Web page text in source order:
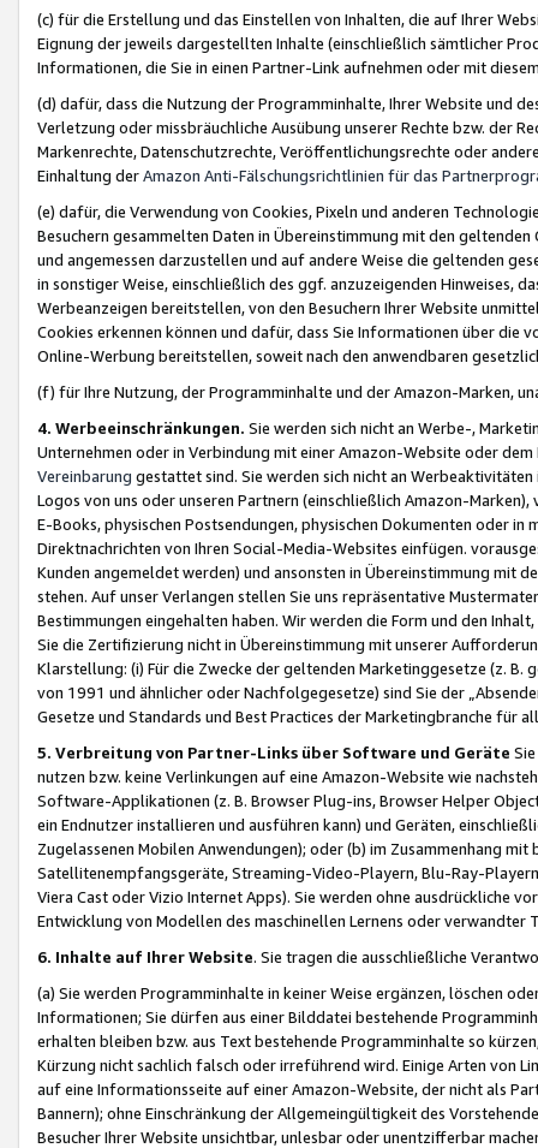
(c) für die Erstellung und das Einstellen von Inhalten, die auf Ihrer
Eignung der jeweils dargestellten Inhalte (einschließlich sämtlicher
Informationen, die Sie in einen Partner-Link aufnehmen oder mit
(d) dafür, dass die Nutzung der Programminhalte, Ihrer Website und
Verletzung oder missbräuchliche Ausübung unserer Rechte bzw. der
Markenrechte, Datenschutzrechte, Veröffentlichungsrechte oder
Einhaltung derAmazon Anti-Fälschungsrichtlinien für das
(e) dafür, die Verwendung von Cookies, Pixeln und anderen
Besuchern gesammelten Daten in Übereinstimmung mit den
und angemessen darzustellen und auf andere Weise die geltenden
in sonstiger Weise, einschließlich des ggf. anzuzeigenden Hinweises,
Werbeanzeigen bereitstellen, von den Besuchern Ihrer Website
Cookies erkennen können und dafür, dass Sie Informationen über die
Online-Werbung bereitstellen, soweit nach den anwendbaren
(f) für Ihre Nutzung, der Programminhalte und der Amazon-Marken,
4. Werbeeinschränkungen. Sie werden sich nicht an Werbe-,
Unternehmen oder in Verbindung mit einer Amazon-Website oder
Vereinbarung gestattet sind. Sie werden sich nicht an
Logos von uns oder unseren Partnern (einschließlich Amazon-
E-Books, physischen Postsendungen, physischen Dokumenten oder in
Direktnachrichten von Ihren Social-Media-Websites einfügen.
Kunden angemeldet werden) und ansonsten in Übereinstimmung mit
stehen. Auf unser Verlangen stellen Sie uns repräsentative
Bestimmungen eingehalten haben. Wir werden die Form und den
Sie die Zertifizierung nicht in Übereinstimmung mit unserer
Klarstellung: (i) Für die Zwecke der geltenden Marketinggesetze (z. B.
von 1991 und ähnlicher oder Nachfolgegesetze) sind Sie der
Gesetze und Standards und Best Practices der Marketingbranche für
5. Verbreitung von Partner-Links über Software und Geräte
nutzen bzw. keine Verlinkungen auf eine Amazon-Website wie
Software-Applikationen (z. B. Browser Plug-ins, Browser Helper
ein Endnutzer installieren und ausführen kann) und Geräten,
Zugelassenen Mobilen Anwendungen); oder (b) im Zusammenhang
Satellitenempfangsgeräte, Streaming-Video-Playern, Blu-Ray-
Viera Cast oder Vizio Internet Apps). Sie werden ohne ausdrückliche
Entwicklung von Modellen des maschinellen Lernens oder
6. Inhalte auf Ihrer Website. Sie tragen die ausschließliche
(a) Sie werden Programminhalte in keiner Weise ergänzen, löschen
Informationen; Sie dürfen aus einer Bilddatei bestehende
erhalten bleiben bzw. aus Text bestehende Programminhalte so
Kürzung nicht sachlich falsch oder irreführend wird. Einige Arten von
auf eine Informationsseite auf einer Amazon-Website, der nicht als
Bannern); ohne Einschränkung der Allgemeingültigkeit des
Besucher Ihrer Website unsichtbar, unlesbar oder unentzifferbar